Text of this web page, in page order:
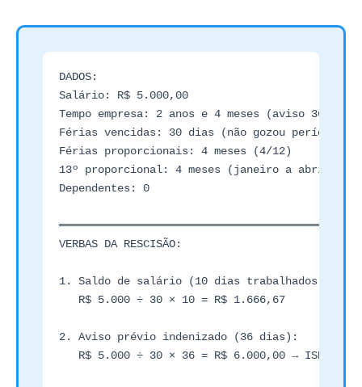
DADOS:
Salário: R$ 5.000,00
Tempo empresa: 2 anos e 4 meses (aviso 36 dias)
Férias vencidas: 30 dias (não gozou período
Férias proporcionais: 4 meses (4/12)
13º proporcional: 4 meses (janeiro a abril
Dependentes: 0
VERBAS DA RESCISÃO:
1. Saldo de salário (10 dias trabalhados em
   R$ 5.000 ÷ 30 × 10 = R$ 1.666,67
2. Aviso prévio indenizado (36 dias):
   R$ 5.000 ÷ 30 × 36 = R$ 6.000,00 → ISENTO ✅